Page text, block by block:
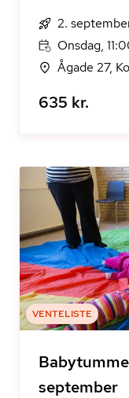
2.
Onsdag,
Ågade 27,
635 kr.
VENTELISTE
september